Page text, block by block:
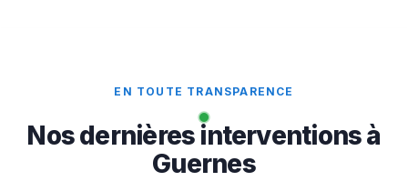
EN TOUTE TRANSPARENCE
Nos dernières interventions à
Guernes